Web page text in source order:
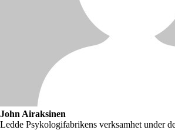
John Airaksinen
Ledde Psykologifabrikens verksamhet under